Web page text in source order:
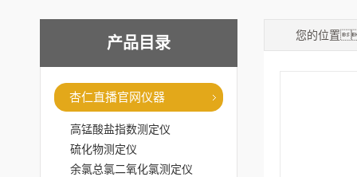
产品目录
杏仁直播官网仪器
高锰酸盐指数测定仪
硫化物测定仪
余氯总氯二氧化氯测定仪
您的位